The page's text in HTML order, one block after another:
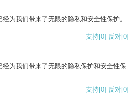
为我们带来了无限的隐私和安全性保护。
支持[0] 反对[0]
为我们带来了无限的隐私保护和安全性保
支持[0] 反对[0]